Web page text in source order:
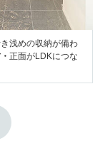
浅めの収納が備わ
正面がLDKにつな